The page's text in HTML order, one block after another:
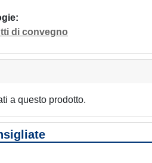
di convegno
a questo prodotto.